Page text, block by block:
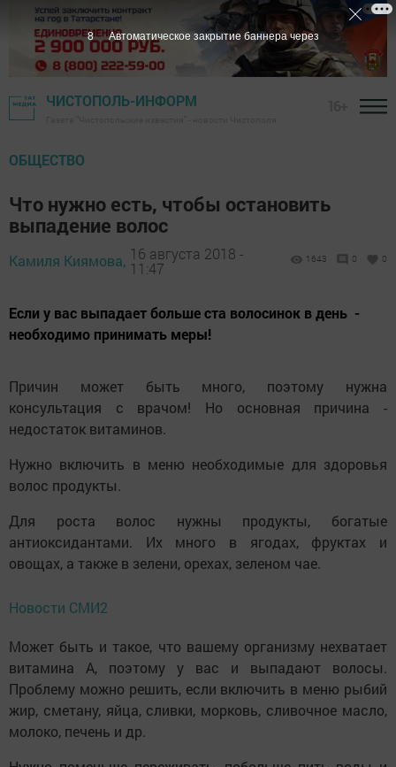
ЧИСТОПОЛЬ-ИНФОРМ
ОБЩЕСТВО
Что нужно есть, чтобы остановить
выпадение волос
Камиля Киямова, 16 августа 2018 -
11:47
1643 0 0
Если у вас выпадает больше ста волосинок в день -
необходимо принимать меры!
Причин может быть много, поэтому нужна
консультация с врачом! Но основная причина -
недостаток витаминов.
Нужно включить в меню необходимые для здоровья
волос продукты.
Для роста волос нужны продукты, богатые
антиоксидантами. Их много в ягодах, фруктах и
овощах, а также в зелени, орехах, зеленом чае.
Новости СМИ2
Может быть и такое, что вашему организму нехватает
витамина А, поэтому у вас и выпадают волосы.
Проблему можно решить, если включить в меню рыбий
жир, сметану, яйца, сливки, морковь, сливочное масло,
молоко, печень и др.
7 Автоматическое закрытие баннера через